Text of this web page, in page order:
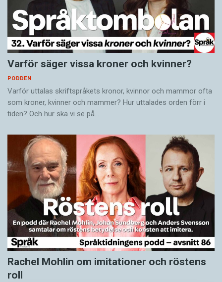
Varför säger vissa kroner och kvinner?
PODDEN
Varför uttalas skriftspråkets kronor, kvinnor och mammor ofta
som kroner, kvinner och mammer? Hur uttalades orden förr i
tiden? Och hur ska vi se på…
Rachel Mohlin om imitationer och röstens
roll